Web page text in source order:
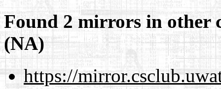
Found 2 mirrors in other
(NA)
https://